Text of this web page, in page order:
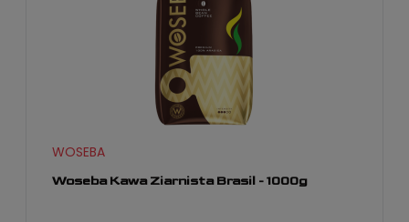
Woseba Kawa Ziarnista Brasil - 1000g
WOSEBA